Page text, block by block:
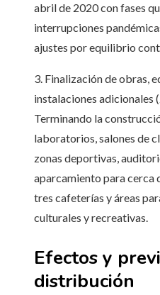
abril de 2020 con fases
interrupciones
ajustes por equilibrio
3. Finalización de obras,
instalaciones adicionales
Terminando la
laboratorios, salones de
zonas deportivas,
aparcamiento para cerca
tres cafeterías y áreas
culturales y recreativas.
Efectos y
distribución